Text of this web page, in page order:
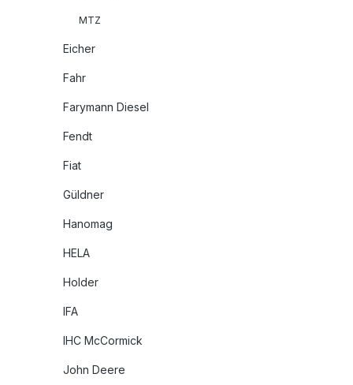
MTZ
Eicher
Fahr
Farymann Diesel
Fendt
Fiat
Güldner
Hanomag
HELA
Holder
IFA
IHC McCormick
John Deere